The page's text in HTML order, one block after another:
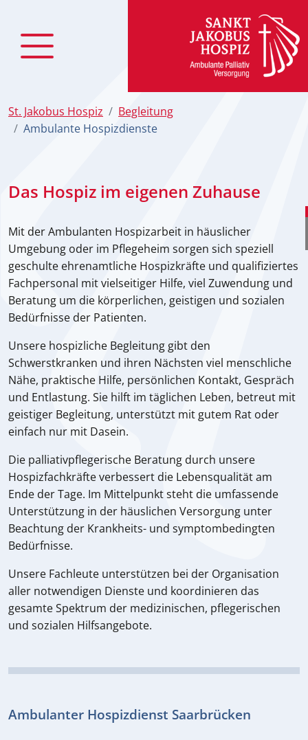
St. Jakobus Hospiz
Begleitung
Ambulante Hospizdienste
Das Hospiz im eigenen Zuhause
Mit der Ambulanten Hospizarbeit in häuslicher
Umgebung oder im Pflegeheim sorgen sich speziell
geschulte ehrenamtliche Hospizkräfte und qualifiziertes
Fachpersonal mit vielseitiger Hilfe, viel Zuwendung und
Beratung um die körperlichen, geistigen und sozialen
Bedürfnisse der Patienten.
Unsere hospizliche Begleitung gibt den
Schwerstkranken und ihren Nächsten viel menschliche
Nähe, praktische Hilfe, persönlichen Kontakt, Gespräch
und Entlastung. Sie hilft im täglichen Leben, betreut mit
geistiger Begleitung, unterstützt mit gutem Rat oder
einfach nur mit Dasein.
Die palliativpflegerische Beratung durch unsere
Hospizfachkräfte verbessert die Lebensqualität am
Ende der Tage. Im Mittelpunkt steht die umfassende
Unterstützung in der häuslichen Versorgung unter
Beachtung der Krankheits- und symptombedingten
Bedürfnisse.
Unsere Fachleute unterstützen bei der Organisation
aller notwendigen Dienste und koordinieren das
gesamte Spektrum der medizinischen, pflegerischen
und sozialen Hilfsangebote.
Ambulanter Hospizdienst Saarbrücken